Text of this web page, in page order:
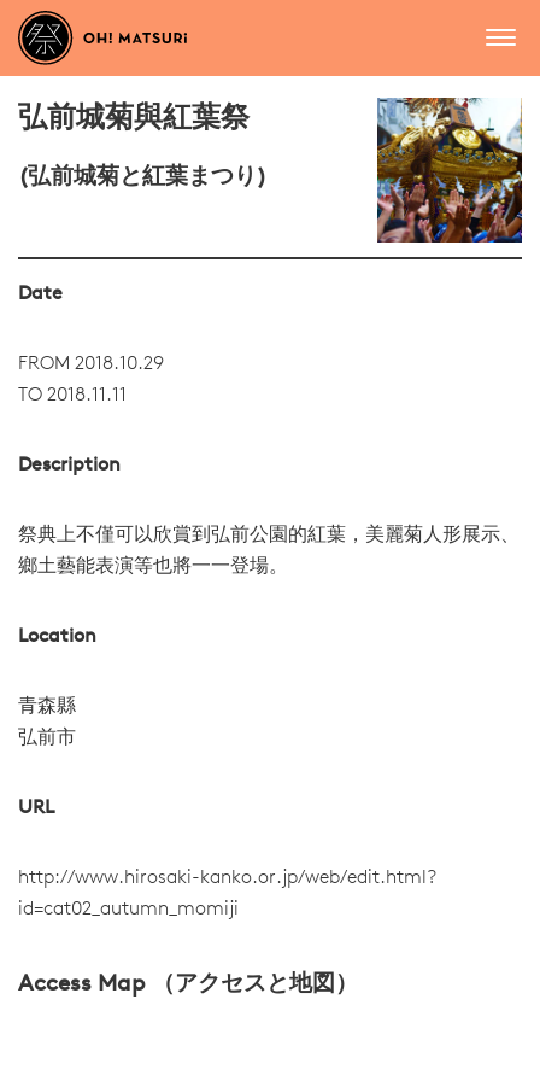
弘前城菊與紅葉祭
(弘前城菊と紅葉まつり)
Date
FROM 2018.10.29
TO 2018.11.11
Description
祭典上不僅可以欣賞到弘前公園的紅葉，美麗菊人形展示、
鄉土藝能表演等也將一一登場。
Location
青森縣
弘前市
URL
http://www.hirosaki-kanko.or.jp/web/edit.html?
id=cat02_autumn_momiji
Access Map （アクセスと地図）